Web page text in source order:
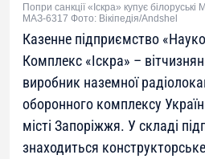
Попри санкції «Іскра» купує
МАЗ-6317 Фото: Вікіпедія/Andshel
Казенне підприємство
Комплекс «Іскра» –
виробник наземної
оборонного комплексу
місті Запоріжжя. У складі
знаходиться